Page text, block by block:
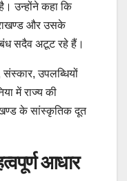
उन्होंने कहा कि
और उसके
सदैव अटूट रहे हैं।
संस्कार, उपलब्धियों
में राज्य की
के सांस्कृतिक दूत
आधार